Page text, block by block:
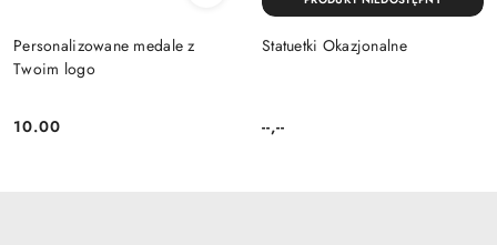
Personalizowane medale z
Twoim logo
Cena:
10.00
Statuetki Okazjonalne
Cena:
--,--